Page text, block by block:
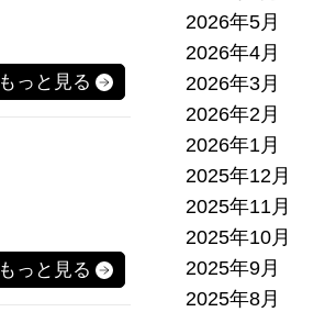
もっと見る
もっと見る
2026年5月
2026年4月
2026年3月
2026年2月
2026年1月
2025年12月
2025年11月
2025年10月
2025年9月
2025年8月